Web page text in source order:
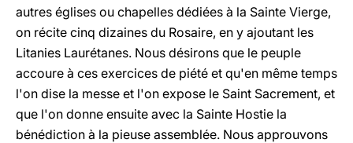
autres églises ou chapelles dédiées à la Sainte Vierge,
on récite cinq dizaines du Rosaire, en y ajoutant les
Litanies Laurétanes. Nous désirons que le peuple
accoure à ces exercices de piété et qu'en même temps
l'on dise la messe et l'on expose le Saint Sacrement, et
que l'on donne ensuite avec la Sainte Hostie la
bénédiction à la pieuse assemblée. Nous approuvons